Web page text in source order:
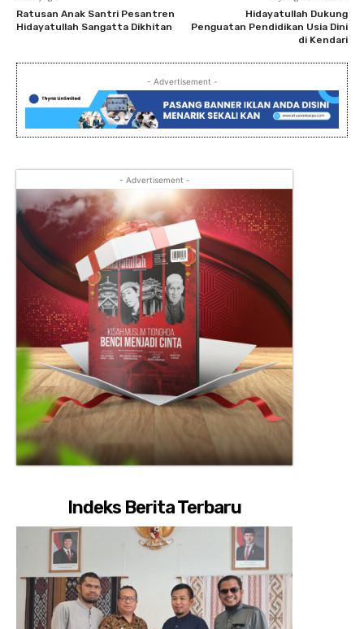
Ratusan Anak Santri Pesantren
Hidayatullah Sangatta Dikhitan
Hidayatullah Dukung
Penguatan Pendidikan Usia Dini
di Kendari
- Advertisement -
- Advertisement -
Indeks Berita Terbaru